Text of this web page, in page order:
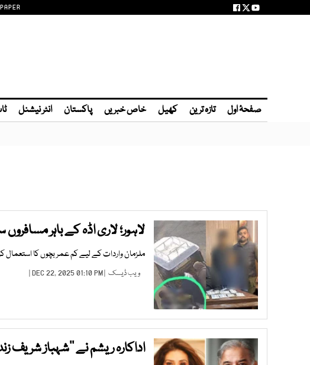
صفحۂ اول تازہ ترین کھیل خاص خبریں پاکستان انٹر نیشنل
لاہور؛ لاری اڈہ کے باہر
ملزمان واردات کے لیے کم عمر بچوں کا استعمال
ویب ڈیسک | DEC 22, 2025 01:10 PM |
اداکارہ ریشم نے ’’شہباز شریف